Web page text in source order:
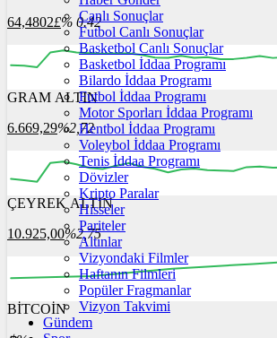
64,4802£% 0.42
12:00 13:00 14:00
GRAM ALTIN
6.669,29%2,72
12:00 13:00
ÇEYREK ALTIN
10.925,00%2,75
00:00 00:00 00:00
BİTCOİN
Canlı Sonuçlar
Futbol Canlı Sonuçlar
Basketbol Canlı Sonuçlar
Basketbol İddaa Programı
Bilardo İddaa Programı
Futbol İddaa Programı
Motor Sporları İddaa Programı
Hentbol İddaa Programı
Voleybol İddaa Programı
Tenis İddaa Programı
Dövizler
Kripto Paralar
Hisseler
Pariteler
Altınlar
Vizyondaki Filmler
Haftanın Filmleri
Popüler Fragmanlar
Vizyon Takvimi
Gündem